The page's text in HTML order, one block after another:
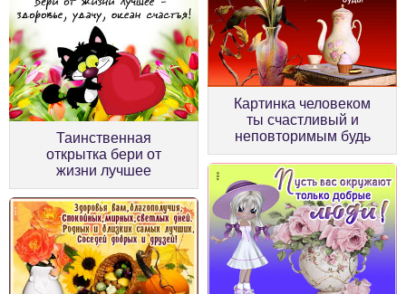
Картинка человеком
ты счастливый и
неповторимым будь
Таинственная
открытка бери от
жизни лучшее